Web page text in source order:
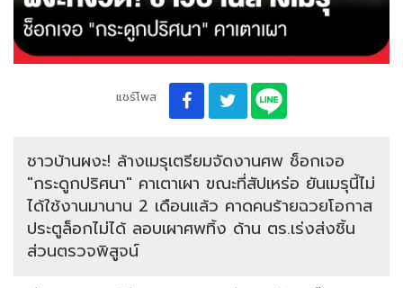
แชร์โพส
ชาวบ้านผงะ! ล้างเมรุเตรียมจัดงานศพ ช็อกเจอ
"กระดูกปริศนา" คาเตาเผา ขณะที่สัปเหร่อ ยันเมรุนี้ไม่
ได้ใช้งานมานาน 2 เดือนแล้ว คาดคนร้ายฉวยโอกาส
ประตูล็อกไม่ได้ ลอบเผาศพทิ้ง ด้าน ตร.เร่งส่งชิ้น
ส่วนตรวจพิสูจน์